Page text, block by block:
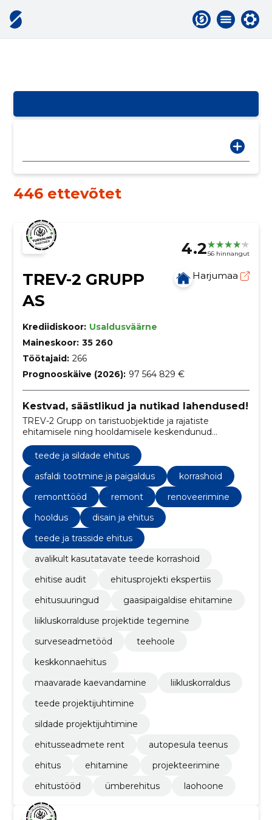
446 ettevõtet
4.256 hinnangut
TREV-2 GRUPP
AS
Harjumaa
Krediidiskoor: Usaldusväärne
Maineskoor: 35 260
Töötajaid: 266
Prognooskäive (2026): 97 564 829 €
Kestvad, säästlikud ja nutikad lahendused!
TREV-2 Grupp on taristuobjektide ja rajatiste
ehitamisele ning hooldamisele keskendunud
ettevõte.
teede ja sildade ehitus
asfaldi tootmine ja paigaldus
korrashoid
remonttööd
remont
renoveerimine
hooldus
disain ja ehitus
teede ja trasside ehitus
avalikult kasutatavate teede korrashoid
ehitise audit
ehitusprojekti ekspertiis
ehitusuuringud
gaasipaigaldise ehitamine
liikluskorralduse projektide tegemine
surveseadmetööd
teehoole
keskkonnaehitus
maavarade kaevandamine
liikluskorraldus
teede projektijuhtimine
sildade projektijuhtimine
ehitusseadmete rent
autopesula teenus
ehitus
ehitamine
projekteerimine
ehitustööd
ümberehitus laohoone